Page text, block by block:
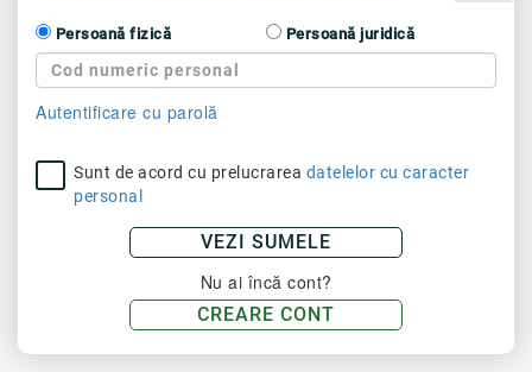
Persoană fizică Persoană juridică
Autentificare cu parolă
Sunt de acord cu prelucrarea datelelor cu caracter
personal
VEZI SUMELE
Nu ai încă cont?
CREARE CONT